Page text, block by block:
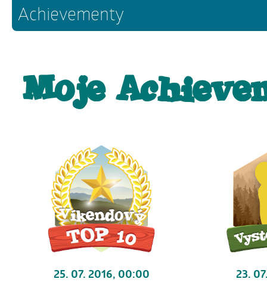
Achievementy
Moje
25. 07. 2016, 00:00 23.